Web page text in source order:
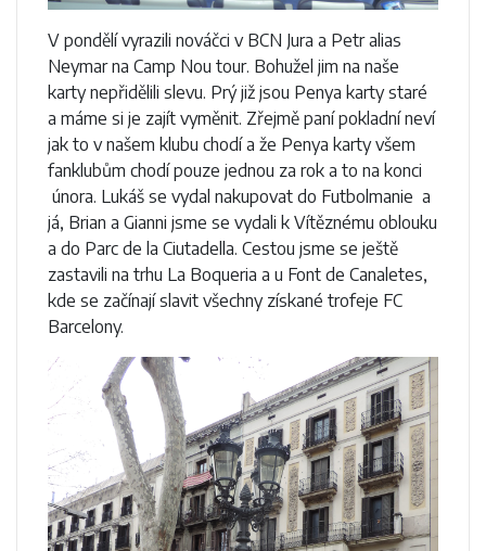
V pondělí vyrazili nováčci v BCN Jura a Petr alias
Neymar na Camp Nou tour. Bohužel jim na naše
karty nepřidělili slevu. Prý již jsou Penya karty staré
a máme si je zajít vyměnit. Zřejmě paní pokladní neví
jak to v našem klubu chodí a že Penya karty všem
fanklubům chodí pouze jednou za rok a to na konci
února. Lukáš se vydal nakupovat do Futbolmanie a
já, Brian a Gianni jsme se vydali k Vítěznému oblouku
a do Parc de la Ciutadella. Cestou jsme se ještě
zastavili na trhu La Boqueria a u Font de Canaletes,
kde se začínají slavit všechny získané trofeje FC
Barcelony.